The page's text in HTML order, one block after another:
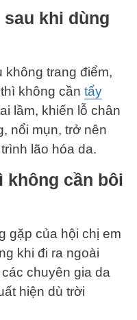
khi dùng
trang điểm,
không cần tẩy
lầm, khiến lỗ chân
nổi mụn, trở nên
lão hóa da.
không cần bôi
gặp của hội chị em
khi đi ra ngoài
chuyên gia da
hiện dù trời